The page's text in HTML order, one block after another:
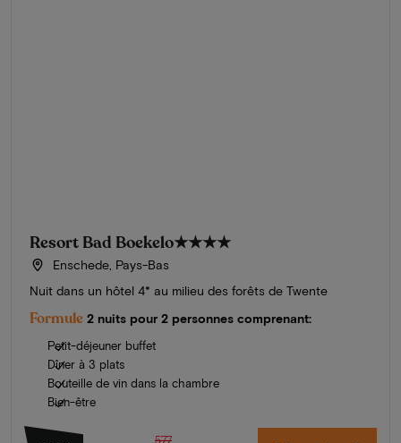
Resort Bad Boekelo★★★★
Enschede, Pays-Bas
Nuit dans un hôtel 4* au milieu des forêts de Twente
Formule 2 nuits pour 2 personnes comprenant:
Petit-déjeuner buffet
Dîner à 3 plats
Bouteille de vin dans la chambre
Bien-être